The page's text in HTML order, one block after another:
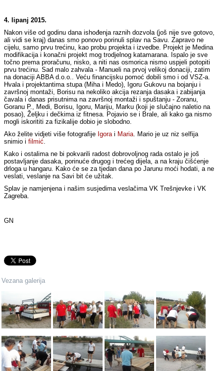
4. lipanj 2015.
Nakon više od godinu dana ishođenja raznih dozvola (još nije sve gotovo,
ali vidi se kraj) danas smo ponovo porinuli splav na Savu. Zapravo ne
cijelu, samo prvu trećinu, kao probu projekta i izvedbe. Projekt je Medina
modifikacija i konačni projekt mog trodjelnog katamarana. Ispalo je sve
točno prema proračunu, nisko, a niti nas osmorica nismo uspjeli potopiti
prvu trećinu. Sad malo zahvala - Manueli na prvoj velikoj donaciji, zatim
na donaciji ABBA d.o.o.. Veću financijsku pomoć dobili smo i od VSZ-a.
Hvala i projektantima stupa (Miha i Medo), Igoru Gukovu na bojanju i
završnoj montaži, Borisu na nekoliko akcija rezanja dasaka i zabijanja
čavala i danas prisutnima na završnoj montaži i spuštanju - Zoranu,
Goranu P., Medi, Borisu, Igoru, Mariju, Marku (koji je slučajno naletio na
posao), Željku i dečkima iz fitnesa. Pojavio se i Brale, ali kako ga nismo
mogli iskorititi za fizikalije dobio je slobodno.
Ako želite vidjeti više fotografije Igorai Maria. Mario je uz niz selfija
snimio ifilmić.
Kako i ostalima ne bi pokvarili radost dobrovoljnog rada ostalo je još
postavljanje dasaka, porinuće drugog i trećeg dijela, a na kraju čišćenje
drloga u hangaru. Kako će se za tjedan dana po Jarunu moći hodati, a ne
veslati, veslanje na Savi bit će užitak.
Splav je namjenjena i našim susjedima veslačima VK Trešnjevke i VK
Zagreba.
GN
Vezana galerija